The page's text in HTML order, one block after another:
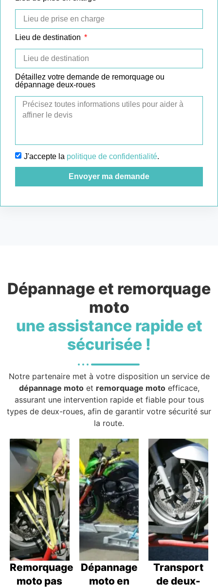
Lieu de destination
Détaillez votre demande de remorquage ou
dépannage deux-roues
J'accepte la politique de confidentialité.
Envoyer ma demande
Dépannage et remorquage
moto
une assistance rapide et
sécurisée !
Notre partenaire met à votre disposition un service de
dépannage motoet remorquage motoefficace,
assurant une intervention rapide et fiable pour tous
types de deux-roues, afin de garantir votre sécurité sur
la route.
Remorquage
moto pas
Dépannage
moto en
Transport
de deux-